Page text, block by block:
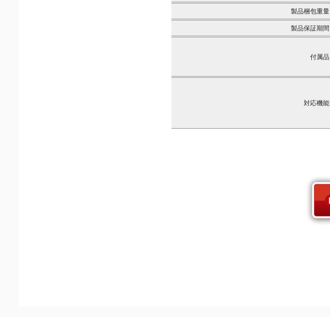
製品梱包重量
製品保証期間
付属品
対応機能